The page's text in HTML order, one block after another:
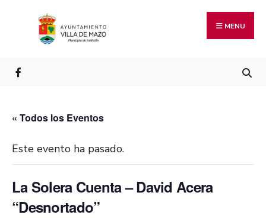
MENU
« Todos los Eventos
Este evento ha pasado.
La Solera Cuenta – David Acera
“Desnortado”